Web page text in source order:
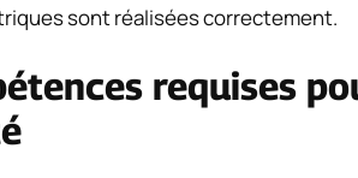
sont réalisées correctement.
requises